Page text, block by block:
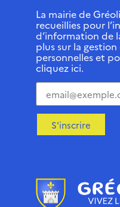
La mairie de
recueillies pour
d’information de
plus sur la
personnelles et
cliquez ici.
S'inscrire